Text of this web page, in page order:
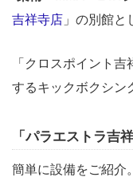
吉祥寺店 」の別館と
「クロスポイント吉
するキックボクシン
「パラエストラ吉
簡単に設備をご紹介。